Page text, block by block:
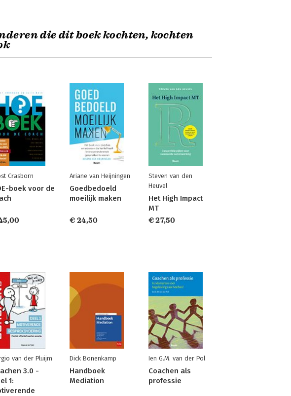
die dit boek kochten, kochten
Crasborn
boek voor de
Ariane van Heijningen
Goedbedoeld
moeilijk maken
€ 24,50
Steven van den
Heuvel
Het High Impact
MT
€ 27,50
van der Pluijm
3.0 -
1:
Dick Bonenkamp
Handboek
Mediation
Ien G.M. van der Pol
Coachen als
professie